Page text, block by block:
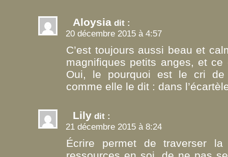
Aloysia dit :
20 décembre 2015 à 4:57
C’est toujours aussi beau et
magnifiques petits anges, et ce
Oui, le pourquoi est le cri de
comme elle le dit : dans
Lily dit :
21 décembre 2015 à 8:24
Écrire permet de traverser